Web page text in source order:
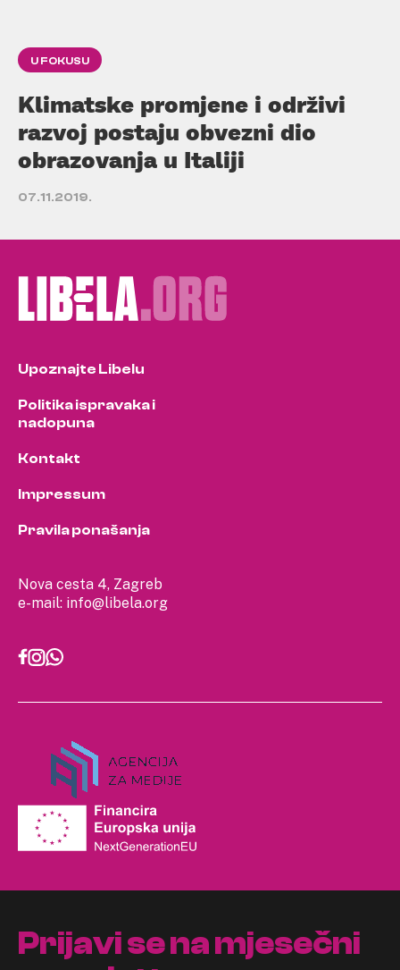
U FOKUSU
Klimatske promjene i održivi
razvoj postaju obvezni dio
obrazovanja u Italiji
07.11.2019.
Nova cesta 4, Zagreb
e-mail: info@libela.org
Upoznajte Libelu
Politika ispravaka i
nadopuna
Kontakt
Impressum
Pravila ponašanja
Prijavi se na mjesečni